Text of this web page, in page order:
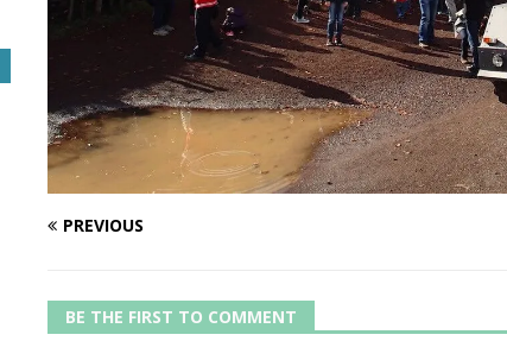
PREVIOUS
BE THE FIRST TO COMMENT